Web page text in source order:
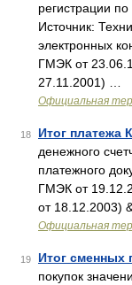
регистрации
Источник:
электронных
ГМЭК от
27.11.2001) …
Официальная
18 Итог платежа
денежного
платежного
ГМЭК от
от 18.12.2003)
Официальная
19 Итог сменных
покупок